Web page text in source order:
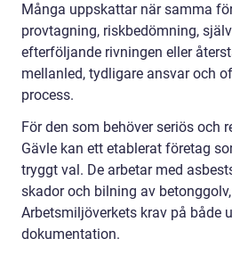
Många uppskattar när samma
provtagning, riskbedömning,
efterföljande rivningen eller
mellanled, tydligare ansvar och
process.
För den som behöver seriös och
Gävle kan ett etablerat företag
tryggt val. De arbetar med
skador och bilning av
Arbetsmiljöverkets krav på både
dokumentation.